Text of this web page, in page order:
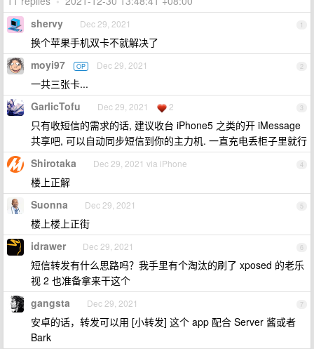
1
shervy Dec 29, 2021
换个苹果手机双卡不就解决了
2
moyi97 OP Dec 29, 2021
一共三张卡...
3
GarlicTofu Dec 29, 2021 2
只有收短信的需求的话, 建议收台 iPhone5 之类的开 iMessage
共享吧, 可以自动同步短信到你的主力机. 一直充电丢柜子里就行
4
Shirotaka Dec 29, 2021 via iPhone
楼上正解
5
Suonna Dec 29, 2021
楼上楼上正街
6
idrawer Dec 29, 2021
短信转发有什么思路吗？我手里有个淘汰的刷了 xposed 的老乐
视 2 也准备拿来干这个
7
gangsta Dec 29, 2021
安卓的话，转发可以用 [小转发] 这个 app 配合 Server 酱或者
Bark